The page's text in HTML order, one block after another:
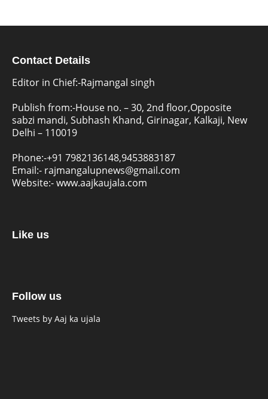
Contact Details
Editor in Chief:-Rajmangal singh
Publish from:-House no. – 30, 2nd floor,Opposite
sabzi mandi, Subhash Khand, Girinagar, Kalkaji, New
Delhi – 110019
Phone:-+91 7982136148,9453883187
Email:- rajmangalupnews@gmail.com
Website:-www.aajkaujala.com
Like us
Follow us
Tweets by Aaj ka ujala